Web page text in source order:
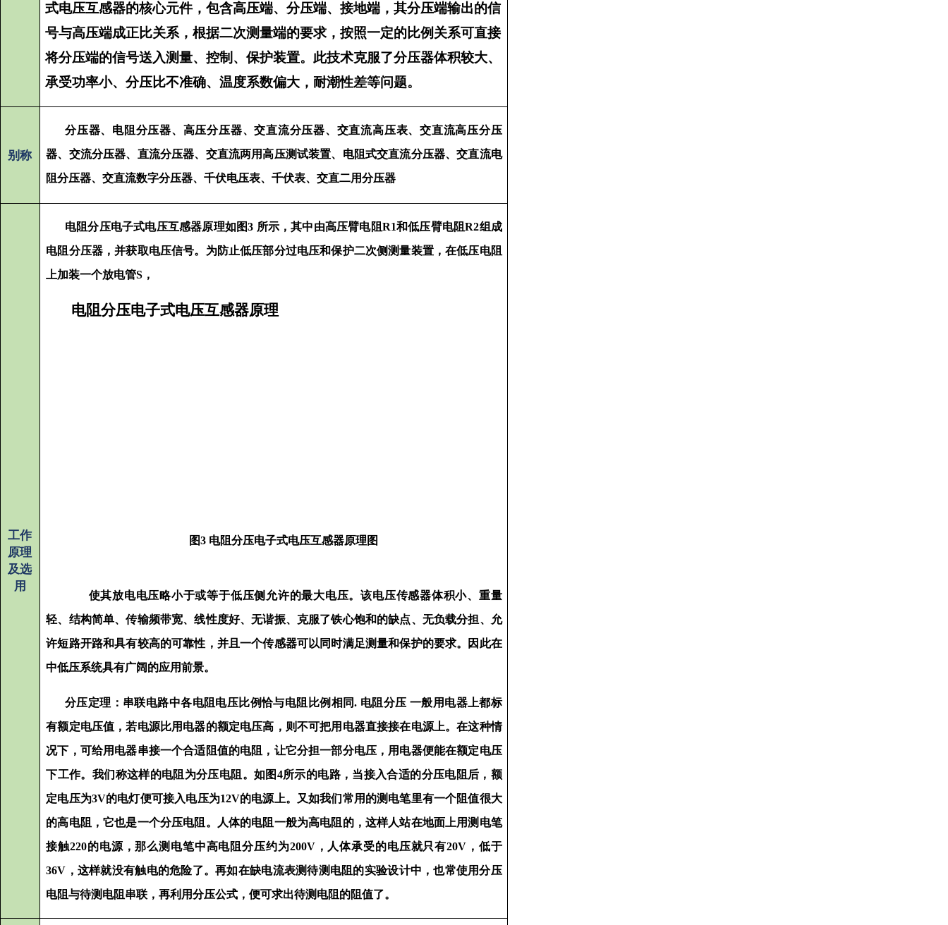
式电压互感器的核心元件，包含高压端、分压端、接地端，其分压端输出的信
号与高压端成正比关系，根据二次测量端的要求，按照一定的比例关系可直接
将分压端的信号送入测量、控制、保护装置。此技术克服了分压器体积较大、
承受功率小、分压比不准确、温度系数偏大，耐潮性差等问题。
别称
分压器、 电阻分压器、高压分压器、交直流分压器、交直流高压表、交直流高压分压
器、交流分压器、直流分压器、交直流两用高压测试装置、 电阻式交直流分压器、交直流电
阻分压器、交直流数字分压器、千伏电压表、千伏表、交直二用分压器
工作
原理
及选
用
电阻分压电子式电压互感器原理如图3 所示，其中由高压臂电阻R1和低压臂电阻R2组成
电阻分压器，并获取电压信号。为防止低压部分过电压和保护二次侧测量装置，在低压电阻
上加装一个放电管S，
电阻分压电子式电压互感器原理
图3 电阻分压电子式电压互感器原理图
使其放电电压略小于或等于低压侧允许的最大电压。该电压传感器体积小、重量
轻、结构简单、传输频带宽、线性度好、无谐振、克服了铁心饱和的缺点、无负载分担、允
许短路开路和具有较高的可靠性，并且一个传感器可以同时满足测量和保护的要求。因此在
中低压系统具有广阔的应用前景。
分压定理：串联电路中各电阻电压比例恰与电阻比例相同. 电阻分压 一般用电器上都标
有额定电压值，若电源比用电器的额定电压高，则不可把用电器直接接在电源上。在这种情
况下，可给用电器串接一个合适阻值的电阻，让它分担一部分电压，用电器便能在额定电压
下工作。我们称这样的电阻为分压电阻。如图4所示的电路，当接入合适的分压电阻后，额
定电压为3V的电灯便可接入电压为12V的电源上。又如我们常用的测电笔里有一个阻值很大
的高电阻，它也是一个分压电阻。人体的电阻一般为高电阻的，这样人站在地面上用测电笔
接触220的电源，那么测电笔中高电阻分压约为200V，人体承受的电压就只有20V，低于
36V，这样就没有触电的危险了。再如在缺电流表测待测电阻的实验设计中，也常使用分压
电阻与待测电阻串联，再利用分压公式，便可求出待测电阻的阻值了。